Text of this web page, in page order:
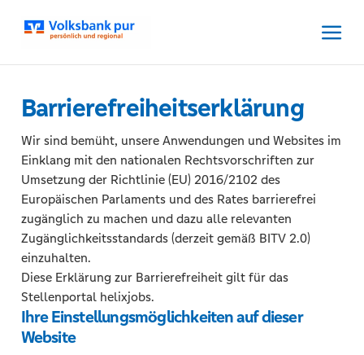
Inhalt
Zur
springen
Footer
springen
Barrierefreiheitserklärung
Wir sind bemüht, unsere Anwendungen und Websites im
Einklang mit den nationalen Rechtsvorschriften zur
Umsetzung der Richtlinie (EU) 2016/2102 des
Europäischen Parlaments und des Rates barrierefrei
zugänglich zu machen und dazu alle relevanten
Zugänglichkeitsstandards (derzeit gemäß BITV 2.0)
einzuhalten.
Diese Erklärung zur Barrierefreiheit gilt für das
Stellenportal helixjobs.
Ihre Einstellungsmöglichkeiten auf dieser
Website